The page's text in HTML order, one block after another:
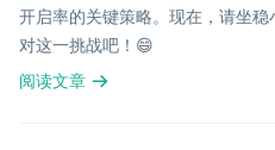
开启率的关键策略。现在，请坐
对这一挑战吧！😄
阅读文章